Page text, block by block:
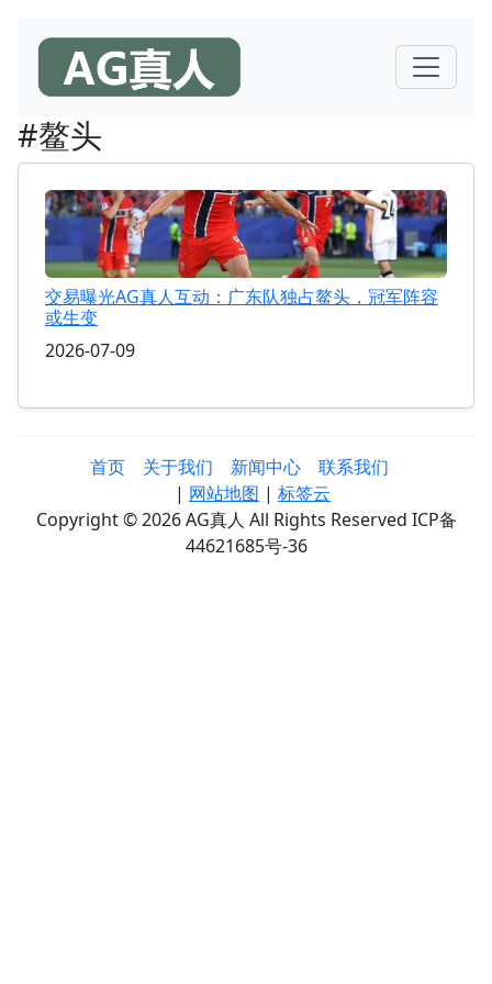
#鳌头
交易曝光AG真人互动：广东队独占鳌头，冠军阵容
或生变
2026-07-09
首页 关于我们 新闻中心
联系我们
| 网站地图 | 标签云
Copyright © 2026 AG真人 All Rights Reserved ICP备
44621685号-36